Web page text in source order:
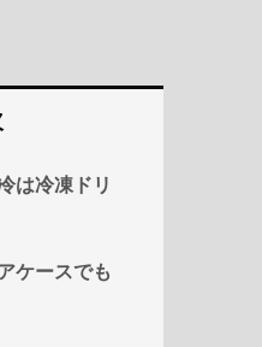
は冷凍ドリ
ケースでも